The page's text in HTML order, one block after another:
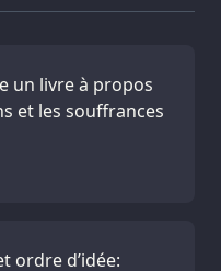
un livre à propos
et les souffrances
ordre d’idée: